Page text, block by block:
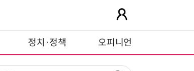
정치·정책 오피니언